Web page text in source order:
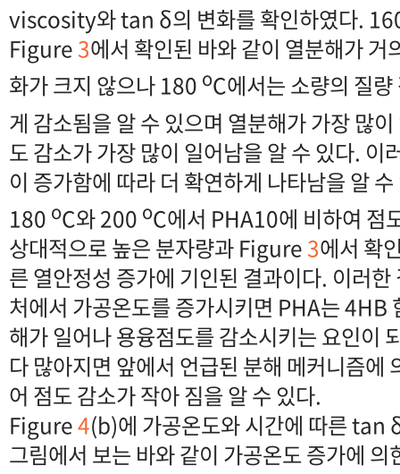
viscosity와 tan δ의 변화를 확인하였다.
Figure3에서 확인된 바와 같이 열분해가 거
화가 크지 않으나 180 oC에서는 소량의 질
게 감소됨을 알 수 있으며 열분해가 가장 많
도 감소가 가장 많이 일어남을 알 수 있다. 이
이 증가함에 따라 더 확연하게 나타남을 알
180 oC와 200 oC에서 PHA10에 비하여 점
상대적으로 높은 분자량과 Figure3에서 확
른 열안정성 증가에 기인된 결과이다. 이러
처에서 가공온도를 증가시키면 PHA는 4HB
해가 일어나 용융점도를 감소시키는 요인이
다 많아지면 앞에서 언급된 분해 메커니즘에
어 점도 감소가 작아 짐을 알 수 있다.
Figure4(b)에 가공온도와 시간에 따른 tan
그림에서 보는 바와 같이 가공온도 증가에